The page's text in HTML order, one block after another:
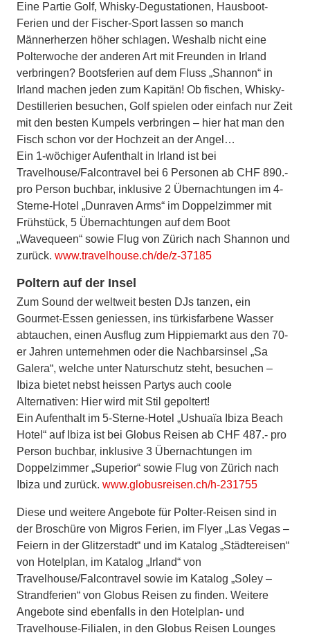
Eine Partie Golf, Whisky-Degustationen, Hausboot-
Ferien und der Fischer-Sport lassen so manch
Männerherzen höher schlagen. Weshalb nicht eine
Polterwoche der anderen Art mit Freunden in Irland
verbringen? Bootsferien auf dem Fluss „Shannon“ in
Irland machen jeden zum Kapitän! Ob fischen, Whisky-
Destillerien besuchen, Golf spielen oder einfach nur Zeit
mit den besten Kumpels verbringen – hier hat man den
Fisch schon vor der Hochzeit an der Angel…
Ein 1-wöchiger Aufenthalt in Irland ist bei
Travelhouse/Falcontravel bei 6 Personen ab CHF 890.-
pro Person buchbar, inklusive 2 Übernachtungen im 4-
Sterne-Hotel „Dunraven Arms“ im Doppelzimmer mit
Frühstück, 5 Übernachtungen auf dem Boot
„Wavequeen“ sowie Flug von Zürich nach Shannon und
zurück. www.travelhouse.ch/de/z-37185
Poltern auf der Insel
Zum Sound der weltweit besten DJs tanzen, ein
Gourmet-Essen geniessen, ins türkisfarbene Wasser
abtauchen, einen Ausflug zum Hippiemarkt aus den 70-
er Jahren unternehmen oder die Nachbarsinsel „Sa
Galera“, welche unter Naturschutz steht, besuchen –
Ibiza bietet nebst heissen Partys auch coole
Alternativen: Hier wird mit Stil gepoltert!
Ein Aufenthalt im 5-Sterne-Hotel „Ushuaïa Ibiza Beach
Hotel“ auf Ibiza ist bei Globus Reisen ab CHF 487.- pro
Person buchbar, inklusive 3 Übernachtungen im
Doppelzimmer „Superior“ sowie Flug von Zürich nach
Ibiza und zurück. www.globusreisen.ch/h-231755
Diese und weitere Angebote für Polter-Reisen sind in
der Broschüre von Migros Ferien, im Flyer „Las Vegas –
Feiern in der Glitzerstadt“ und im Katalog „Städtereisen“
von Hotelplan, im Katalog „Irland“ von
Travelhouse/Falcontravel sowie im Katalog „Soley –
Strandferien“ von Globus Reisen zu finden. Weitere
Angebote sind ebenfalls in den Hotelplan- und
Travelhouse-Filialen, in den Globus Reisen Lounges